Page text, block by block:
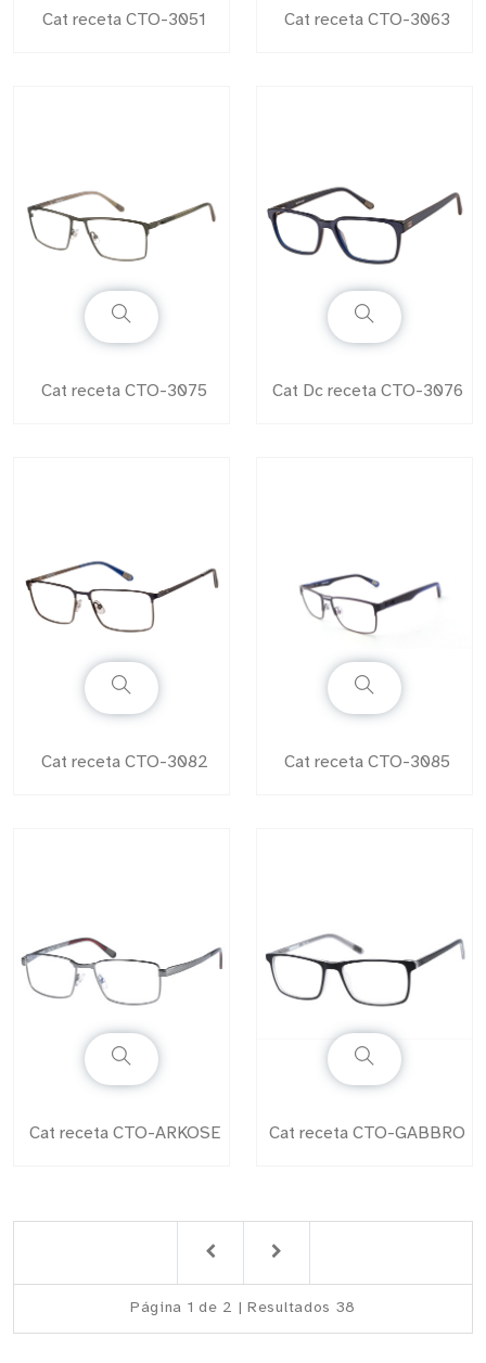
Cat receta CTO-3051 Cat receta CTO-3063
Cat receta CTO-3075 Cat Dc receta CTO-3076
Cat receta CTO-3082 Cat receta CTO-3085
Cat receta CTO-ARKOSE Cat receta CTO-GABBRO
Página 1 de 2 | Resultados 38